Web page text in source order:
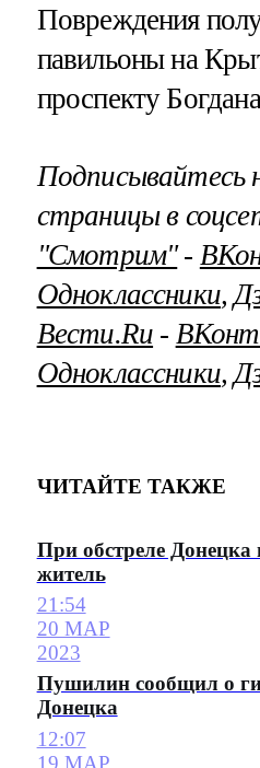
Повреждения
павильоны на
проспекту
Подписывайтесь
страницы в
"Смотрим"‐
Одноклассники,
Вести.Ru ‐
Одноклассники,
ЧИТАЙТЕ ТАКЖЕ
При обстреле
житель
21:54
20 МАР
2023
Пушилин сообщил о
Донецка
12:07
19 МАР